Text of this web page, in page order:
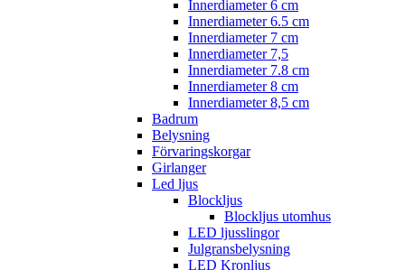
Innerdiameter 6 cm
Innerdiameter 6.5 cm
Innerdiameter 7 cm
Innerdiameter 7,5
Innerdiameter 7.8 cm
Innerdiameter 8 cm
Innerdiameter 8,5 cm
Badrum
Belysning
Förvaringskorgar
Girlanger
Led ljus
Blockljus
Blockljus utomhus
LED ljusslingor
Julgransbelysning
LED Kronljus